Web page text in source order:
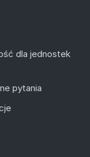
dla jednostek
pytania